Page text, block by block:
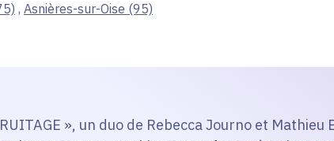
, Asnières-sur-Oise (95)
», un duo de Rebecca Journo et Mathieu